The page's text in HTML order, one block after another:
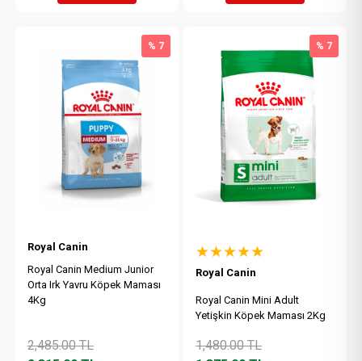
Royal Canin
Royal Canin Medium Junior
Orta Irk Yavru Köpek Maması
4Kg
2,485.00TL
% 7
★★★★★
Royal Canin
Royal Canin Mini Adult
Yetişkin Köpek Maması 2Kg
1,480.00TL
% 7